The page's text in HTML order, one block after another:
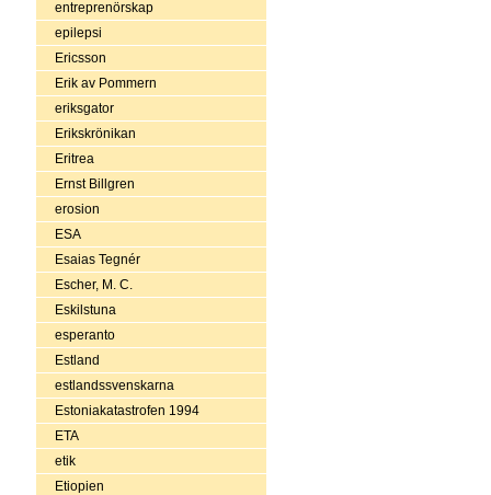
entreprenörskap
epilepsi
Ericsson
Erik av Pommern
eriksgator
Erikskrönikan
Eritrea
Ernst Billgren
erosion
ESA
Esaias Tegnér
Escher, M. C.
Eskilstuna
esperanto
Estland
estlandssvenskarna
Estoniakatastrofen 1994
ETA
etik
Etiopien